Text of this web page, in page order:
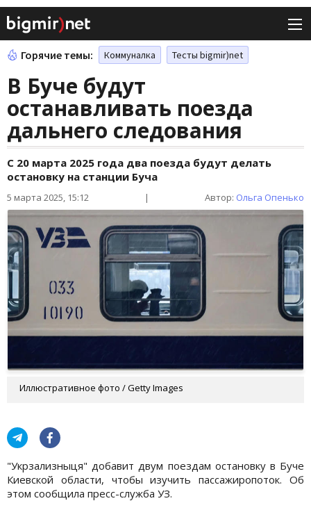
Горячие темы: Коммуналка Тесты bigmir)net
В Буче будут
останавливать поезда
дальнего следования
С 20 марта 2025 года два поезда будут делать
остановку на станции Буча
5 марта 2025, 15:12 | Автор: Ольга Опенько
Иллюстративное фото / Getty Images
"Укрзализныця" добавит двум поездам остановку в Буче
Киевской области, чтобы изучить пассажиропоток. Об
этом сообщила пресс-служба УЗ.